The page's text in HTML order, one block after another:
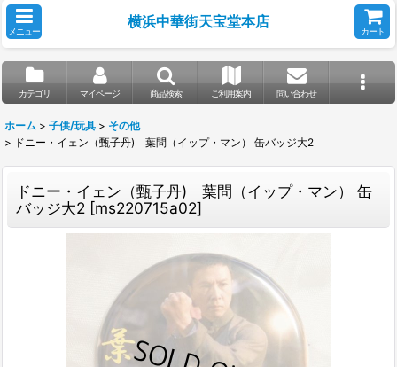
メニュー
横浜中華街天宝堂本店
カート
カテゴリ マイページ 商品検索 ご利用案内 問い合わせ
ホーム > 子供/玩具 > その他
> ドニー・イェン（甄子丹) 葉問（イップ・マン） 缶バッジ大2
ドニー・イェン（甄子丹) 葉問（イップ・マン） 缶
バッジ大2 [ms220715a02]